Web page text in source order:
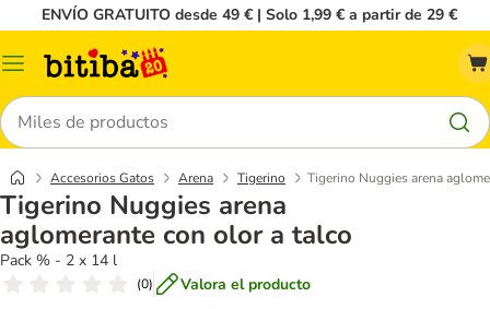
ENVÍO GRATUITO desde 49 € | Solo 1,99 € a partir de 29 €
Menú
Buscar
Accesorios Gatos Arena Tigerino Tigerino Nuggies arena
Tigerino Nuggies arena
aglomerante con olor a talco
Pack % - 2 x 14 l
(0) Valora el producto